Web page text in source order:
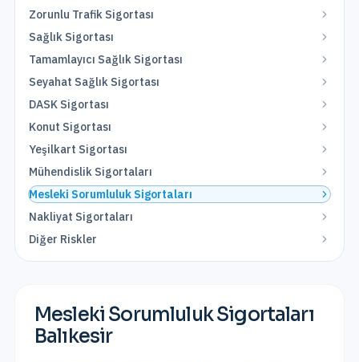
Zorunlu Trafik Sigortası
Sağlık Sigortası
Tamamlayıcı Sağlık Sigortası
Seyahat Sağlık Sigortası
DASK Sigortası
Konut Sigortası
Yeşilkart Sigortası
Mühendislik Sigortaları
Mesleki Sorumluluk Sigortaları
Nakliyat Sigortaları
Diğer Riskler
Mesleki Sorumluluk Sigortaları
Balıkesir